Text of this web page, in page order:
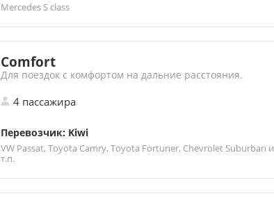
Mercedes S class
Comfort
Для поездок с комфортом на дальние расстояния.
4 пассажира
Перевозчик: Kiwi
VW Passat, Toyota Camry, Toyota Fortuner, Chevrolet Suburban и
т.п.